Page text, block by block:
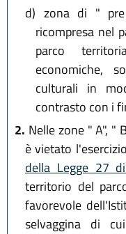
d) zona di "
ricompresa nel
parco
economiche,
culturali in
contrasto con i
2. Nelle zone " A", "
è vietato
della Legge 27
territorio del
favorevole
selvaggina di